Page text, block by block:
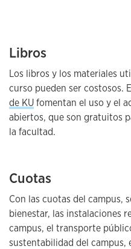
Libros
Los libros y los materiales
curso pueden ser costosos.
de KUfomentan el uso y el
abiertos, que son gratuitos
la facultad.
Cuotas
Con las cuotas del campus,
bienestar, las instalaciones
campus, el transporte
sustentabilidad del campus,